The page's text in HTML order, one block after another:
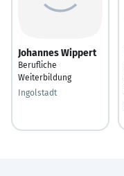
Johannes Wippert
Berufliche
Weiterbildung
Ingolstadt